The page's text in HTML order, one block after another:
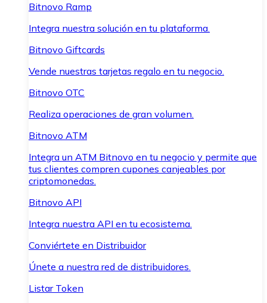
Bitnovo Ramp
Integra nuestra solución en tu plataforma.
Bitnovo Giftcards
Vende nuestras tarjetas regalo en tu negocio.
Bitnovo OTC
Realiza operaciones de gran volumen.
Bitnovo ATM
Integra un ATM Bitnovo en tu negocio y permite que
tus clientes compren cupones canjeables por
criptomonedas.
Bitnovo API
Integra nuestra API en tu ecosistema.
Conviértete en Distribuidor
Únete a nuestra red de distribuidores.
Listar Token